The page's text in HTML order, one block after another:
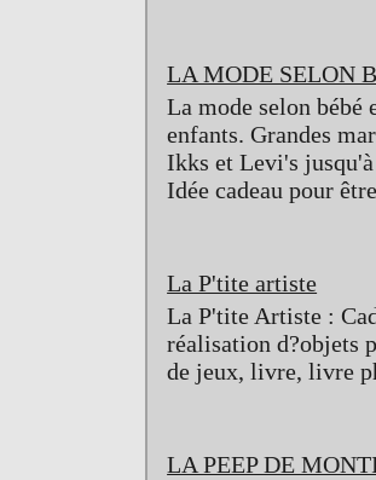
LA MODE SELON
La mode selon bébé
enfants. Grandes
Ikks et Levi's
Idée cadeau pour
La P'tite artiste
La P'tite Artiste :
réalisation d?objets
de jeux, livre, livre
LA PEEP DE